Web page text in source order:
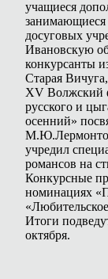
учащиеся
занимающиеся
досуговых
Ивановскую
конкурсанты
Старая
XV Волжский
русского и
осенний»
учредил
романсов на
Конкурсные
номинациях
Итоги
октября.